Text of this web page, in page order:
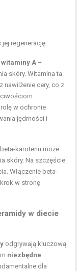
regenerację.
witaminy A –
skóry. Witamina ta
nawilżenie cery, co z
w ochronie
jędrności i
karotenu może
skóry. Na szczęście
Włączenie beta-
w stronę
w diecie
odgrywają kluczową
niezbędne
dla